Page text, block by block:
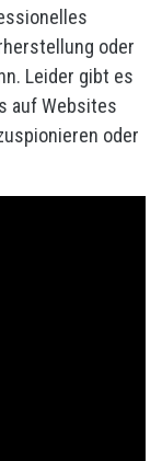
oder
Leider gibt es
auf Websites
oder